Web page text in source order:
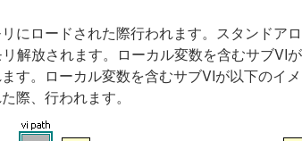
にロードされた際行われます。スタンドア
解放されます。ローカル変数を含むサブVI
す。ローカル変数を含むサブVIが以下のイ
際、行われます。